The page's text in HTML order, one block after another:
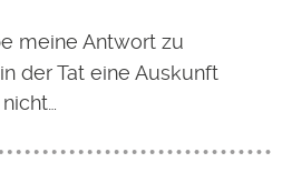
meine Antwort zu
der Tat eine Auskunft